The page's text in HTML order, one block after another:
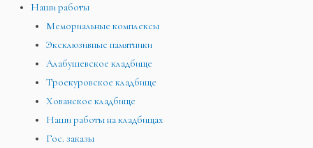
Наши работы
Мемориальные комплексы
Эксклюзивные памятники
Алабушевское кладбище
Троекуровское кладбище
Хованское кладбище
Наши работы на кладбищах
Гос. заказы